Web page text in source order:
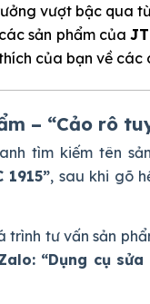
vượt bậc qua
sản phẩm của
của bạn về các
– “Cảo rô
tìm kiếm tên
, sau khi gõ
tư vấn sản
“Dụng cụ